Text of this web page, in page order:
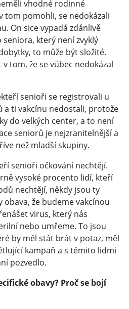
vhodné rodinné
tom pomohli, se nedokázali
On sice vypadá zdánlivě
který není zvyklý
to může být složité.
tom, že se vůbec nedokázal
senioři se registrovali u
a ti vakcínu nedostali, protože
do velkých center, a to není
seniorů je nejzranitelnější a
než mladší skupiny.
senioři očkování nechtějí.
vysoké procento lidí, kteří
nechtějí, někdy jsou ty
obava, že budeme vakcínou
virus, který nás
nebo umřeme. To jsou
by měl stát brát v potaz, měl
kampaň a s těmito lidmi
pozvedlo.
obavy? Proč se bojí